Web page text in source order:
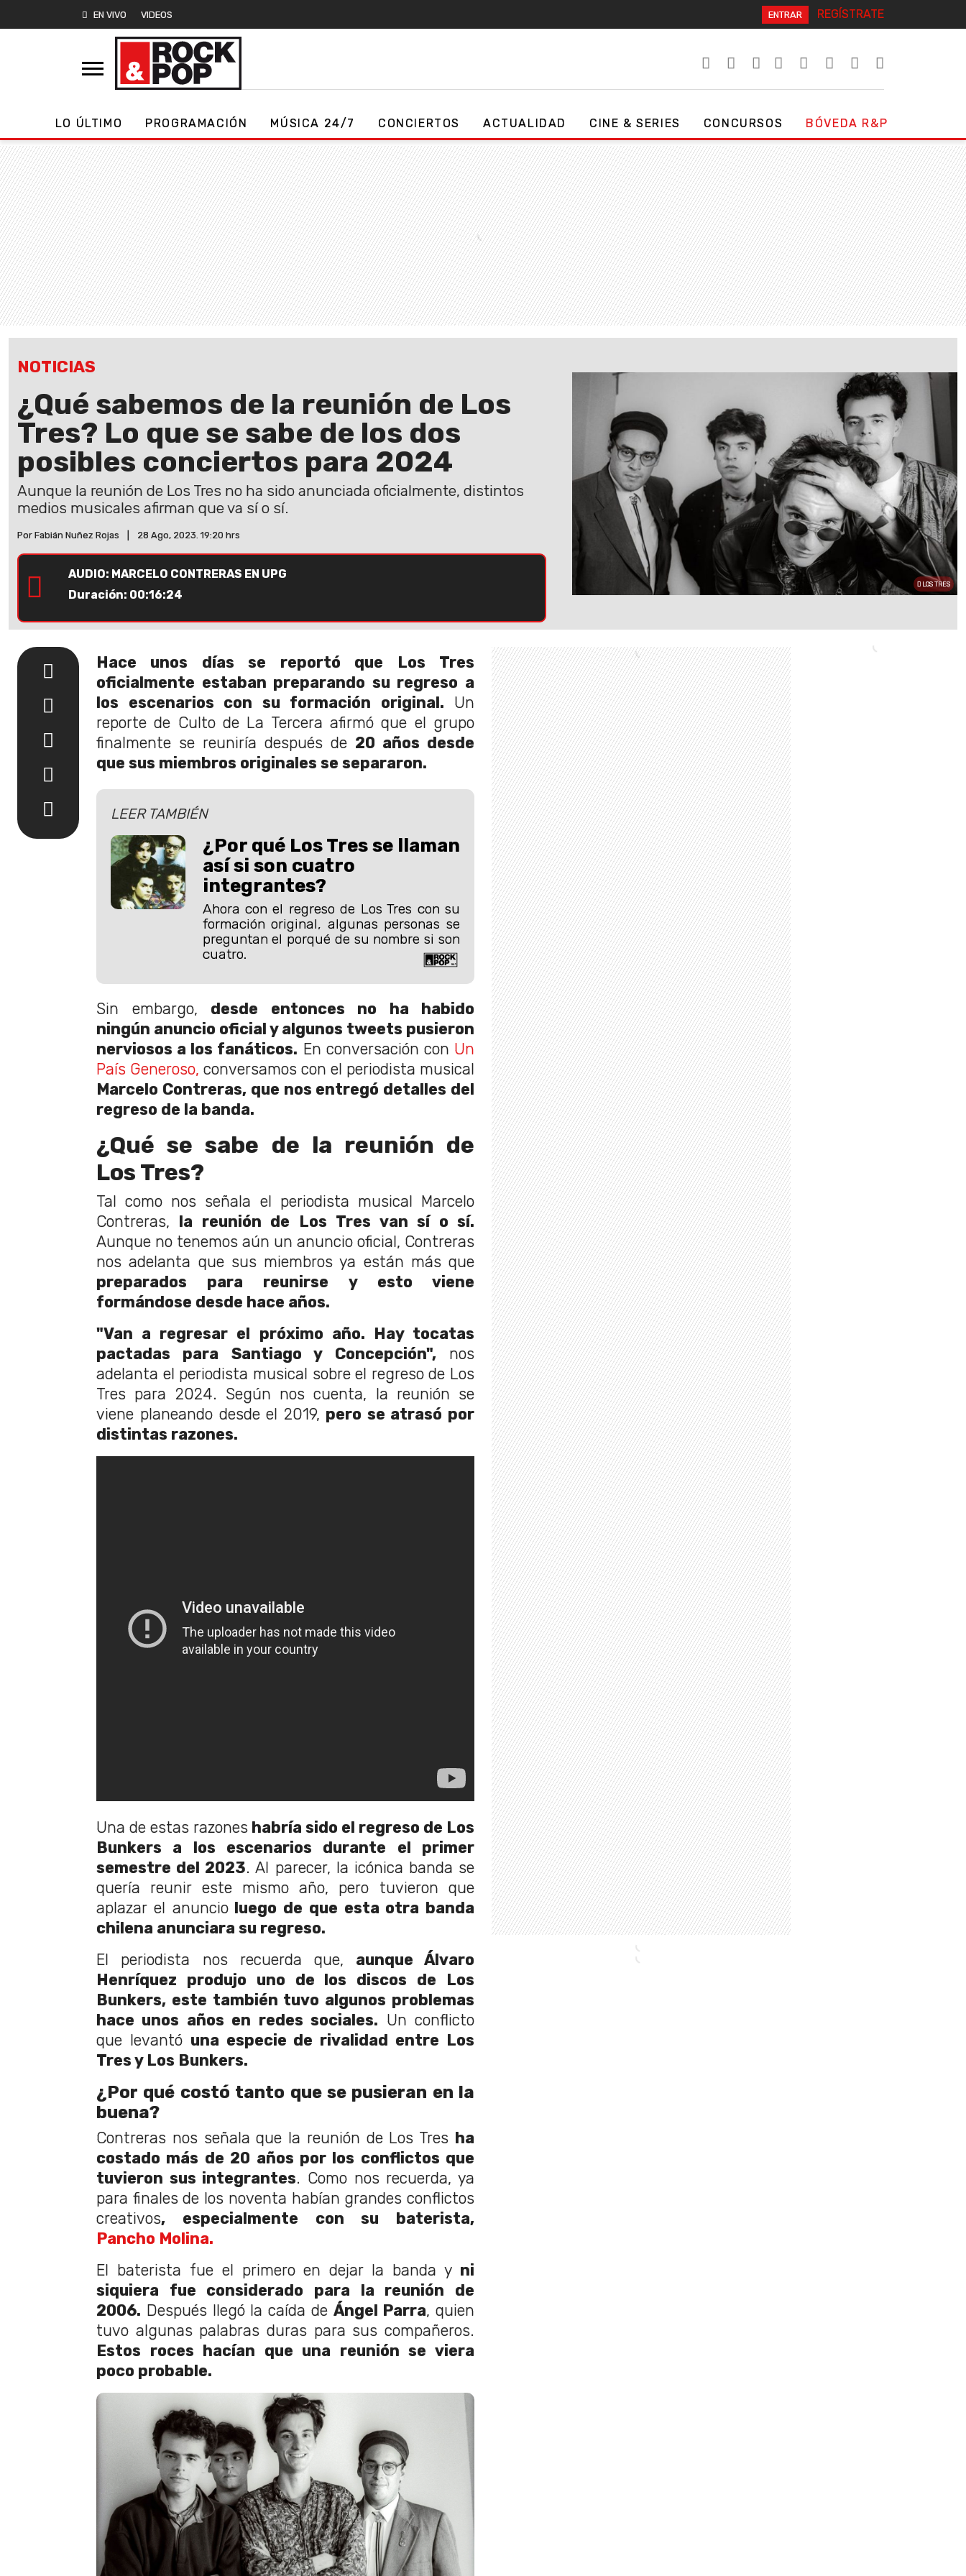
EN VIVO VIDEOS ENTRAR REGÍSTRATE
LO ÚLTIMO PROGRAMACIÓN MÚSICA 24/7 CONCIERTOS ACTUALIDAD CINE & SERIES CONCURSOS BÓVEDA R&P
NOTICIAS
¿Qué sabemos de la reunión de Los
Tres? Lo que se sabe de los dos
posibles conciertos para 2024
Aunque la reunión de Los Tres no ha sido anunciada oficialmente, distintos
medios musicales afirman que va sí o sí.
Por Fabián Nuñez Rojas 28 Ago, 2023. 19:20 hrs
AUDIO: MARCELO CONTRERAS EN UPG
Duración: 00:16:24
LOS TRES
Hace unos días se reportó que Los Tres
oficialmente estaban preparando su regreso a
los escenarios con su formación original. Un
reporte de Culto de La Tercera afirmó que el grupo
finalmente se reuniría después de 20 años desde
que sus miembros originales se separaron.
LEER TAMBIÉN
¿Por qué Los Tres se llaman
así si son cuatro
integrantes?
Ahora con el regreso de Los Tres con su
formación original, algunas personas se
preguntan el porqué de su nombre si son
cuatro.
Sin embargo, desde entonces no ha habido
ningún anuncio oficial y algunos tweets pusieron
nerviosos a los fanáticos. En conversación con Un
País Generoso, conversamos con el periodista musical
Marcelo Contreras, que nos entregó detalles del
regreso de la banda.
¿Qué se sabe de la reunión de
Los Tres?
Tal como nos señala el periodista musical Marcelo
Contreras, la reunión de Los Tres van sí o sí.
Aunque no tenemos aún un anuncio oficial, Contreras
nos adelanta que sus miembros ya están más que
preparados para reunirse y esto viene
formándose desde hace años.
"Van a regresar el próximo año. Hay tocatas
pactadas para Santiago y Concepción",nos
adelanta el periodista musical sobre el regreso de Los
Tres para 2024. Según nos cuenta, la reunión se
viene planeando desde el 2019, pero se atrasó por
distintas razones.
Una de estas razones habría sido el regreso de Los
Bunkers a los escenarios durante el primer
semestre del 2023. Al parecer, la icónica banda se
quería reunir este mismo año, pero tuvieron que
aplazar el anuncioluego de que esta otra banda
chilena anunciara su regreso.
El periodista nos recuerda que, aunque Álvaro
Henríquez produjo uno de los discos de Los
Bunkers, este también tuvo algunos problemas
hace unos años en redes sociales. Un conflicto
que levantó una especie de rivalidad entre Los
Tres y Los Bunkers.
¿Por qué costó tanto que se pusieran en la
buena?
Contreras nos señala que la reunión de Los Tres ha
costado más de 20 años por los conflictos que
tuvieron sus integrantes. Como nos recuerda, ya
para finales de los noventa habían grandes conflictos
creativos, especialmente con su baterista,
Pancho Molina.
El baterista fue el primero en dejar la banda y ni
siquiera fue considerado para la reunión de
2006. Después llegó la caída de Ángel Parra, quien
tuvo algunas palabras duras para sus compañeros.
Estos roces hacían que una reunión se viera
poco probable.